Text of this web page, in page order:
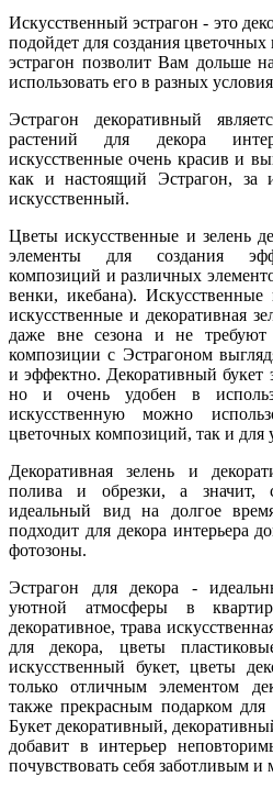
Искусственный эстрагон - это
подойдет для создания
эстрагон позволит Вам дольше
использовать его в разных
Эстрагон декоративный
растений для декора
искусственные очень красив и
как и настоящий Эстрагон, за
искусственный.
Цветы искусственные и зелень
элементы для создания
композиций и различных
венки, икебана).
искусственные и декоративная
даже вне сезона и не требуют
композиции с Эстрагоном
и эффектно. Декоративный букет
но и очень удобен в
искусственную можно
цветочных композиций, так и для
Декоративная зелень и
полива и обрезки, а значит,
идеальный вид на долгое
подходит для декора интерьера
фотозоны.
Эстрагон для декора -
уютной атмосферы в
декоративное, трава
для декора, цветы
искусственный букет, цветы
только отличным элементом
также прекрасным подарком
Букет декоративный,
добавит в интерьер
почувствовать себя заботливым